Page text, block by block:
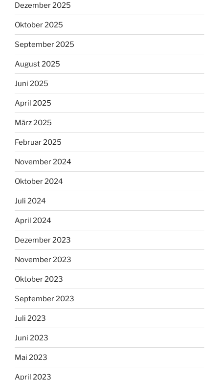
Dezember 2025
Oktober 2025
September 2025
August 2025
Juni 2025
April 2025
März 2025
Februar 2025
November 2024
Oktober 2024
Juli 2024
April 2024
Dezember 2023
November 2023
Oktober 2023
September 2023
Juli 2023
Juni 2023
Mai 2023
April 2023